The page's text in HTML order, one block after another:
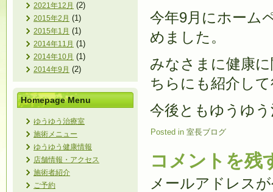
2021年12月 (2)
2015年2月 (1)
2015年1月 (1)
2014年11月 (1)
2014年10月 (1)
2014年9月 (2)
Homepage Menu
ゆうゆう治療室
施術メニュー
ゆうゆう健康情報
店舗情報・アクセス
施術者紹介
ご予約
今年9月にホーム
めました。
みなさまに健康
ちらにも紹介し
今後ともゆうゆ
Posted in 室長ブログ
コメントを残
メールアドレス